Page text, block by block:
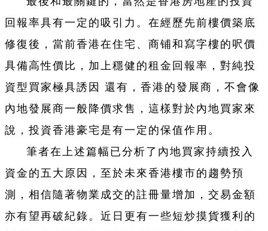
回報率具有一定的吸引力。在經歷先前樓價築底
修復後，當前香港在住宅、商铺和寫字樓的呎價
具備高性價比，加上穩健的租金回報率，對純投
資型買家極具誘因 還有，香港的發展商，不會像
內地發展商一般降價求售，這樣對於內地買家來
說，投資香港豪宅是有一定的保值作用。
筆者在上述篇幅已分析了內地買家持續投入
資金的五大原因，至於未來香港樓市的趨勢預
測，相信隨著物業成交的註冊量增加，交易金額
亦有望再破紀錄。近日更有一些短炒摸貨獲利的